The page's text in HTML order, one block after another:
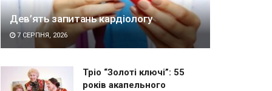
Дев’ять запитань кардіологу
7 СЕРПНЯ, 2026
Тріо “Золоті ключі”: 55
років акапельного